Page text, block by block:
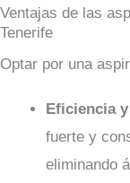
Ventajas de las
Tenerife
Optar por una
Eficiencia
fuerte y
eliminando